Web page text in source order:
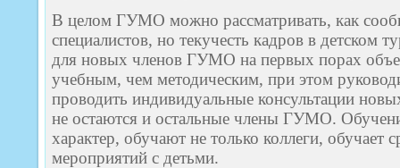
В целом ГУМО можно рассматривать, как
специалистов, но текучесть кадров в детском
для новых членов ГУМО на первых порах
учебным, чем методическим, при этом
проводить индивидуальные консультации
не остаются и остальные члены ГУМО.
характер, обучают не только коллеги, обучает
мероприятий с детьми.